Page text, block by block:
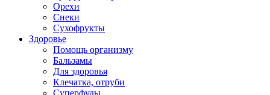
Орехи
Снеки
Сухофрукты
Здоровье
Помощь организму
Бальзамы
Для здоровья
Клечатка, отруби
Суперфуды